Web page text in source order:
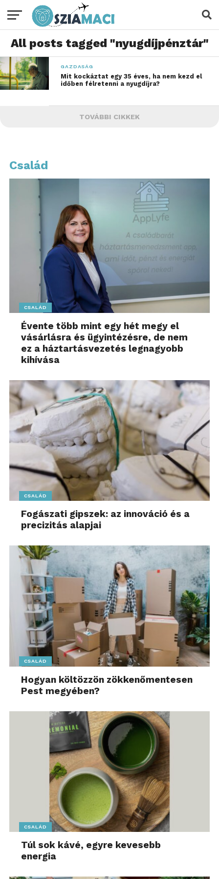
All posts tagged "nyugdíjpénztár"
GAZDASÁG
Mit kockáztat egy 35 éves, ha nem kezd el
időben félretenni a nyugdíjra?
TOVÁBBI CIKKEK
Család
CSALÁD
Évente több mint egy hét megy el
vásárlásra és ügyintézésre, de nem
ez a háztartásvezetés legnagyobb
kihívása
CSALÁD
Fogászati gipszek: az innováció és a
precizitás alapjai
CSALÁD
Hogyan költözzön zökkenőmentesen
Pest megyében?
CSALÁD
Túl sok kávé, egyre kevesebb
energia